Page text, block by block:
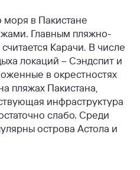
в Пакистане
Главным пляжно-
Карачи. В числе
локаций – Сэндспит и
в окрестностях
пляжах Пакистана,
инфраструктура
слабо. Среди
острова Астола и